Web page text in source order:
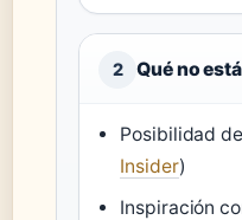
2 Qué no
Posibilidad
Insider)
Inspiración